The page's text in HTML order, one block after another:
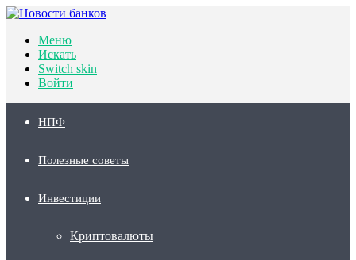
Меню
Искать
Switch skin
Войти
НПФ
Полезные советы
Инвестиции
Криптовалюты